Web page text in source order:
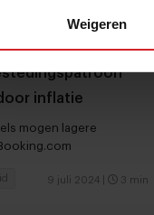
Weigeren
inflatie
mogen lagere
9 juli 2024 3 min